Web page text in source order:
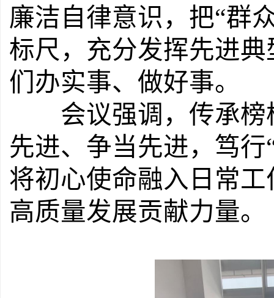
廉洁自律意识，把“群
标尺，充分发挥先进
们 办实事、做好事。
会议强调，传承榜
先进、争当先进，笃行
将初心使命融入日常
高质量发展贡献力量。